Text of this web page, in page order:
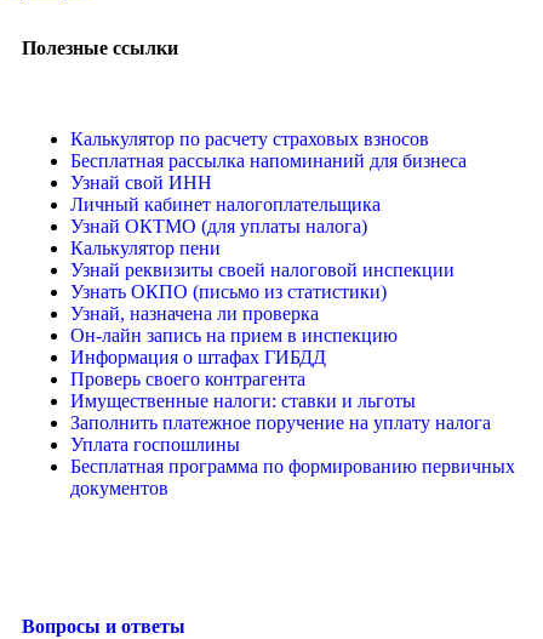
Полезные ссылки
Калькулятор по расчету страховых взносов
Бесплатная рассылка напоминаний для бизнеса
Узнай свой ИНН
Личный кабинет налогоплательщика
Узнай ОКТМО (для уплаты налога)
Калькулятор пени
Узнай реквизиты своей налоговой инспекции
Узнать ОКПО (письмо из статистики)
Узнай, назначена ли проверка
Он-лайн запись на прием в инспекцию
Информация о штафах ГИБДД
Проверь своего контрагента
Имущественные налоги: ставки и льготы
Заполнить платежное поручение на уплату налога
Уплата госпошлины
Бесплатная программа по формированию первичных
документов
Вопросы и ответы